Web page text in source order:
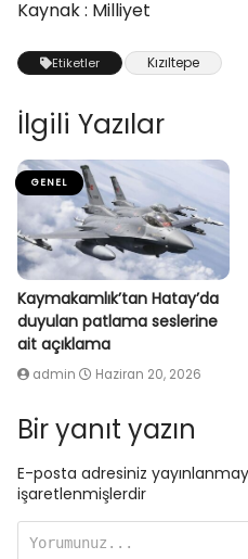
Kaynak : Milliyet
Etiketler Kızıltepe
İlgili Yazılar
GENEL
Kaymakamlık’tan Hatay’da
duyulan patlama seslerine
ait açıklama
admin Haziran 20, 2026
Bir yanıt yazın
E-posta adresiniz
işaretlenmişlerdir